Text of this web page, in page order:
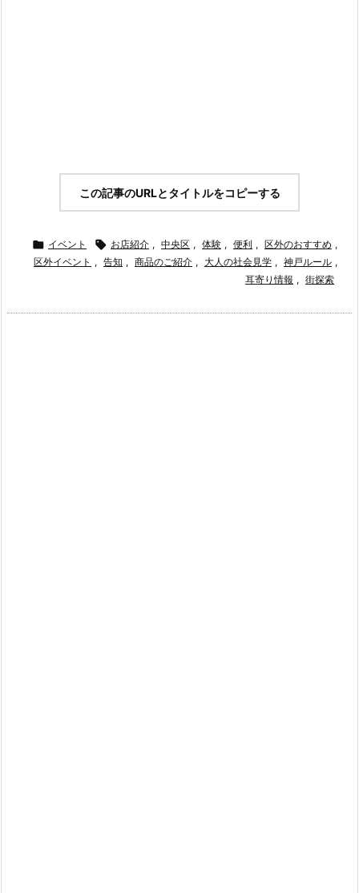
この記事のURLとタイトルをコピーする
 イベント  お店紹介 , 中央区 , 体験 , 便利 , 区外のおすすめ ,
区外イベント , 告知 , 商品のご紹介 , 大人の社会見学 , 神戸ルール ,
耳寄り情報 , 街探索